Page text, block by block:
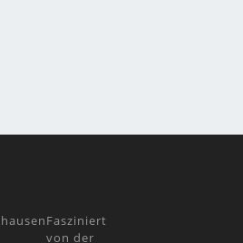
Fasziniert
von der